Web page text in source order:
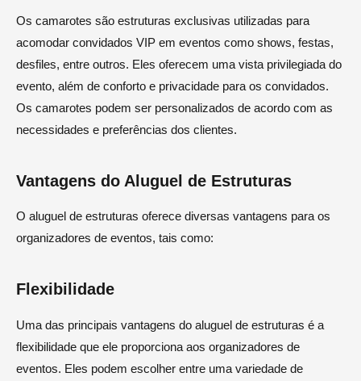
Os camarotes são estruturas exclusivas utilizadas para
acomodar convidados VIP em eventos como shows, festas,
desfiles, entre outros. Eles oferecem uma vista privilegiada do
evento, além de conforto e privacidade para os convidados.
Os camarotes podem ser personalizados de acordo com as
necessidades e preferências dos clientes.
Vantagens do Aluguel de Estruturas
O aluguel de estruturas oferece diversas vantagens para os
organizadores de eventos, tais como:
Flexibilidade
Uma das principais vantagens do aluguel de estruturas é a
flexibilidade que ele proporciona aos organizadores de
eventos. Eles podem escolher entre uma variedade de